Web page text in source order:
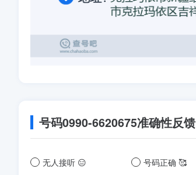
号码0990-6620675准确性反馈
无人接听 😑 号码正确 🥰